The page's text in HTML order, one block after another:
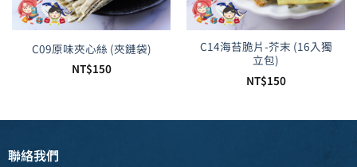
C09原味夾心絲 (夾鏈袋)
NT$150
C14海苔脆片-芥末 (16入獨
立包)
NT$150
聯絡我們